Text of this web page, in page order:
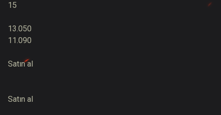
15
13.050
11.090
Satın al
Satın al